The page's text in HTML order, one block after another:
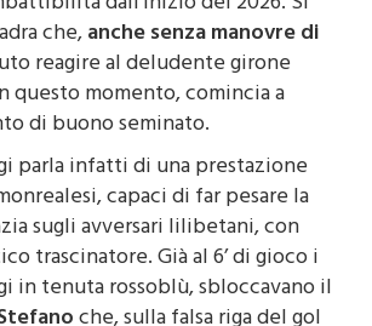
reagire al deludente girone
questo momento, comincia a
di buono seminato.
parla infatti di una prestazione
capaci di far pesare la
sugli avversari lilibetani, con
trascinatore. Già al 6’ di gioco i
in tenuta rossoblù, sbloccavano il
che, sulla falsa riga del gol